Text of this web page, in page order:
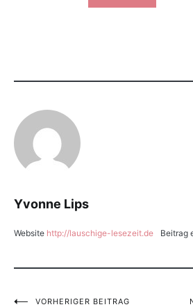
Yvonne Lips
Website http://lauschige-lesezeit.de Beitrag
VORHERIGER BEITRAG